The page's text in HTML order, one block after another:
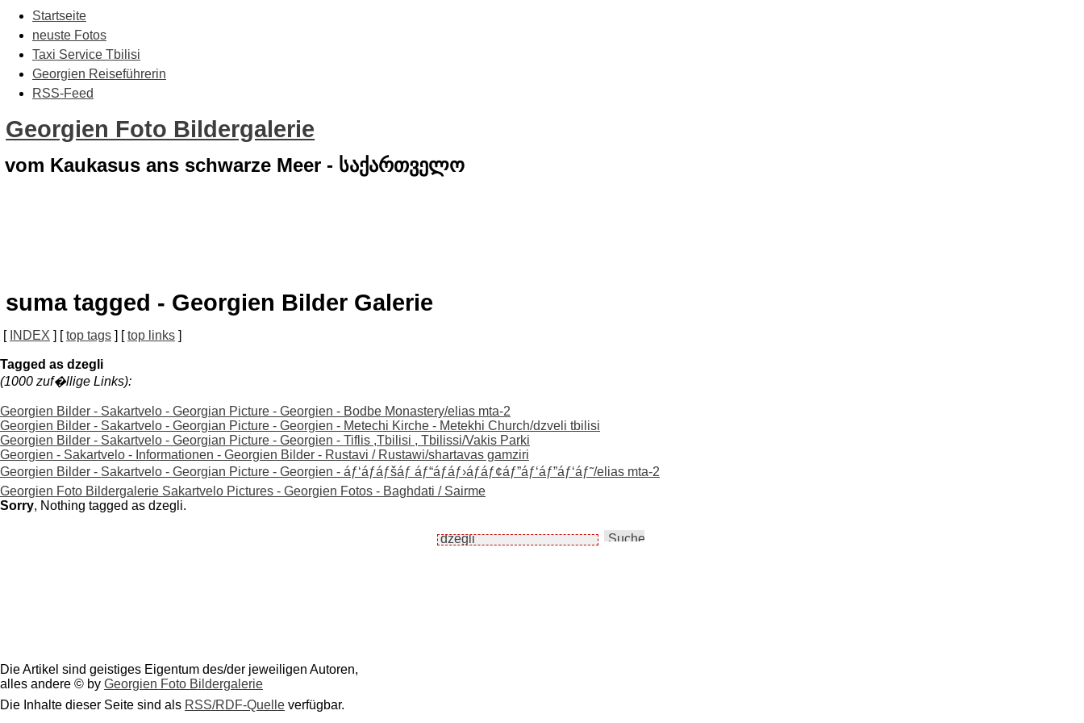
Startseite
neuste Fotos
Taxi Service Tbilisi
Georgien Reiseführerin
RSS-Feed
Georgien Foto Bildergalerie
vom Kaukasus ans schwarze Meer - საქართველო
suma tagged - Georgien Bilder Galerie
[ INDEX ] [top tags ] [top links ]
Tagged as dzegli
(1000 zuf�llige Links):
Georgien Bilder - Sakartvelo - Georgian Picture - Georgien - Bodbe Monastery/elias mta-2
Georgien Bilder - Sakartvelo - Georgian Picture - Georgien - Metechi Kirche - Metekhi Church/dzveli tbilisi
Georgien Bilder - Sakartvelo - Georgian Picture - Georgien - Tiflis ,Tbilisi , Tbilissi/Vakis Parki
Georgien - Sakartvelo - Informationen - Georgien Bilder - Rustavi / Rustawi/shartavas gamziri
Georgien Bilder - Sakartvelo - Georgian Picture - Georgien - áƒ‘áƒáƒšáƒ áƒ“áƒáƒ›áƒáƒ¢áƒ”áƒ‘áƒ”áƒ‘áƒ˜/elias mta-2
Georgien Foto Bildergalerie Sakartvelo Pictures - Georgien Fotos - Baghdati / Sairme
Sorry, Nothing tagged as dzegli.
Die Artikel sind geistiges Eigentum des/der jeweiligen Autoren,
alles andere © by Georgien Foto Bildergalerie
Die Inhalte dieser Seite sind als RSS/RDF-Quelle verfügbar.